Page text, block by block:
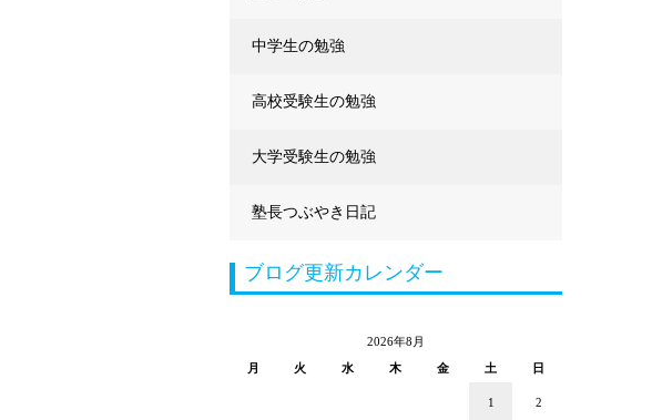
中学生の勉強
高校受験生の勉強
大学受験生の勉強
塾長つぶやき日記
ブログ更新カレンダー
2026年8月
月
火 水 木 金 土 日
1 2